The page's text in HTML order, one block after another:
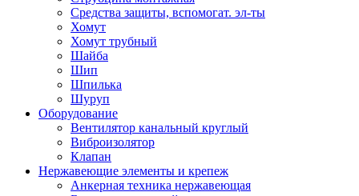
Средства защиты, вспомогат. эл-ты
Хомут
Хомут трубный
Шайба
Шип
Шпилька
Шуруп
Оборудование
Вентилятор канальный круглый
Виброизолятор
Клапан
Нержавеющие элементы и крепеж
Анкерная техника нержавеющая